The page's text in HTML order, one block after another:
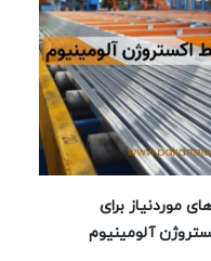
موردنیاز برای
آلومینیوم